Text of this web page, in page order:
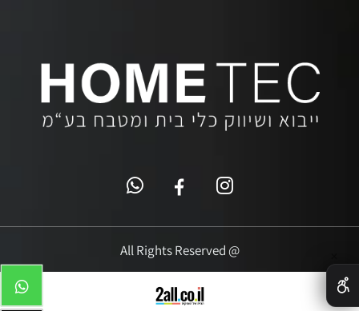
@ All Rights Reserved